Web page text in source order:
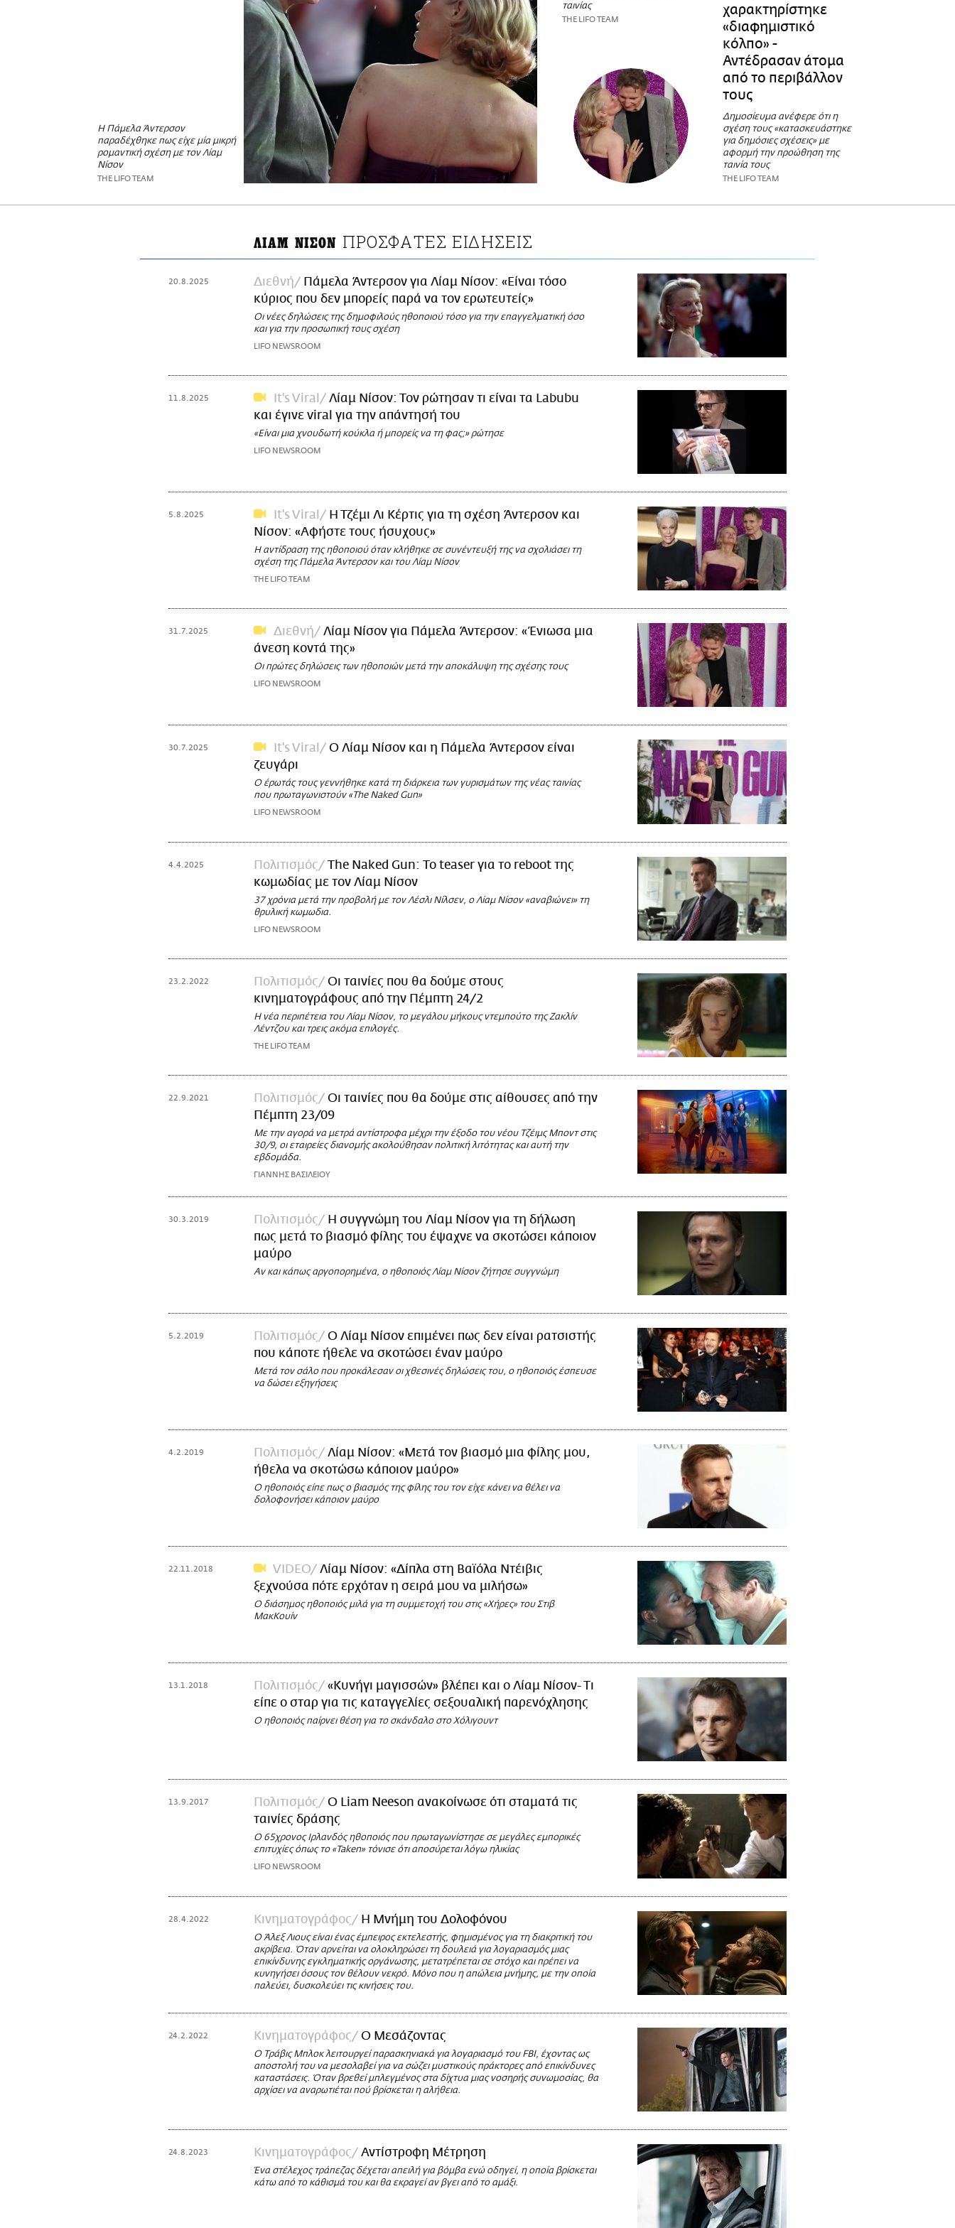
Η Πάμελα Άντερσον
παραδέχθηκε πως είχε μία μικρή
ρομαντική σχέση με τον Λίαμ
Νίσον
THE LIFO TEAM
ταινίας
THE LIFO TEAM
χαρακτηρίστηκε
«διαφημιστικό
κόλπο» -
Αντέδρασαν άτομα
από το περιβάλλον
τους
Δημοσίευμα ανέφερε ότι η
σχέση τους «κατασκευάστηκε
για δημόσιες σχέσεις» με
αφορμή την προώθηση της
ταινία τους
THE LIFO TEAM
ΛΙΑΜ ΝΙΣΟΝ ΠΡΟΣΦΑΤΕΣ ΕΙΔΗΣΕΙΣ
20.8.2025 Διεθνή
Πάμελα Άντερσον για Λίαμ Νίσον: «Είναι τόσο
κύριος που δεν μπορείς παρά να τον ερωτευτείς»
Οι νέες δηλώσεις της δημοφιλούς ηθοποιού τόσο για την επαγγελματική όσο
και για την προσωπική τους σχέση
LIFO NEWSROOM
11.8.2025 It's Viral
Λίαμ Νίσον: Τον ρώτησαν τι είναι τα Labubu
και έγινε viral για την απάντησή του
«Είναι μια χνουδωτή κούκλα ή μπορείς να τη φας;» ρώτησε
LIFO NEWSROOM
5.8.2025 It's Viral
Η Τζέμι Λι Κέρτις για τη σχέση Άντερσον και
Νίσον: «Αφήστε τους ήσυχους»
Η αντίδραση της ηθοποιού όταν κλήθηκε σε συνέντευξή της να σχολιάσει τη
σχέση της Πάμελα Άντερσον και του Λίαμ Νίσον
THE LIFO TEAM
31.7.2025 Διεθνή
Λίαμ Νίσον για Πάμελα Άντερσον: «Ένιωσα μια
άνεση κοντά της»
Οι πρώτες δηλώσεις των ηθοποιών μετά την αποκάλυψη της σχέσης τους
LIFO NEWSROOM
30.7.2025 It's Viral
O Λίαμ Νίσον και η Πάμελα Άντερσον είναι
ζευγάρι
Ο έρωτάς τους γεννήθηκε κατά τη διάρκεια των γυρισμάτων της νέας ταινίας
που πρωταγωνιστούν «The Naked Gun»
LIFO NEWSROOM
4.4.2025 Πολιτισμός
The Naked Gun: Το teaser για το reboot της
κωμωδίας με τον Λίαμ Νίσον
37 χρόνια μετά την προβολή με τον Λέσλι Νίλσεν, ο Λίαμ Νίσον «αναβιώνει» τη
θρυλική κωμωδια.
LIFO NEWSROOM
23.2.2022 Πολιτισμός
Οι ταινίες που θα δούμε στους
κινηματογράφους από την Πέμπτη 24/2
Η νέα περιπέτεια του Λίαμ Νίσον, το μεγάλου μήκους ντεμπούτο της Ζακλίν
Λέντζου και τρεις ακόμα επιλογές.
THE LIFO TEAM
22.9.2021 Πολιτισμός
Οι ταινίες που θα δούμε στις αίθουσες από την
Πέμπτη 23/09
Με την αγορά να μετρά αντίστροφα μέχρι την έξοδο τoυ νέου Τζέιμς Μποντ στις
30/9, οι εταιρείες διανομής ακολούθησαν πολιτική λιτότητας και αυτή την
εβδομάδα.
ΓΙΑΝΝΗΣ ΒΑΣΙΛΕΙΟΥ
30.3.2019 Πολιτισμός
Η συγγνώμη του Λίαμ Νίσον για τη δήλωση
πως μετά το βιασμό φίλης του έψαχνε να σκοτώσει κάποιον
μαύρο
Αν και κάπως αργοπορημένα, ο ηθοποιός Λίαμ Νίσον ζήτησε συγγνώμη
5.2.2019 Πολιτισμός
Ο Λίαμ Νίσον επιμένει πως δεν είναι ρατσιστής
που κάποτε ήθελε να σκοτώσει έναν μαύρο
Μετά τον σάλο που προκάλεσαν οι χθεσινές δηλώσεις του, ο ηθοποιός έσπευσε
να δώσει εξηγήσεις
4.2.2019 Πολιτισμός
Λίαμ Νίσον: «Μετά τον βιασμό μια φίλης μου,
ήθελα να σκοτώσω κάποιον μαύρο»
Ο ηθοποιός είπε πως ο βιασμός της φίλης του τον είχε κάνει να θέλει να
δολοφονήσει κάποιον μαύρο
22.11.2018 VIDEO
Λίαμ Νίσον: «Δίπλα στη Βαϊόλα Ντέιβις
ξεχνούσα πότε ερχόταν η σειρά μου να μιλήσω»
Ο διάσημος ηθοποιός μιλά για τη συμμετοχή του στις «Χήρες» του Στιβ
ΜακΚουίν
13.1.2018 Πολιτισμός
«Κυνήγι μαγισσών» βλέπει και ο Λίαμ Νίσον- Τι
είπε ο σταρ για τις καταγγελίες σεξουαλική παρενόχλησης
Ο ηθοποιός παίρνει θέση για το σκάνδαλο στο Χόλιγουντ
13.9.2017 Πολιτισμός
Ο Liam Neeson ανακοίνωσε ότι σταματά τις
ταινίες δράσης
Ο 65χρονος Ιρλανδός ηθοποιός που πρωταγωνίστησε σε μεγάλες εμπορικές
επιτυχίες όπως το «Taken» τόνισε ότι αποσύρεται λόγω ηλικίας
LIFO NEWSROOM
28.4.2022 Κινηματογράφος Η Μνήμη του Δολοφόνου
Ο Άλεξ Λιους είναι ένας έμπειρος εκτελεστής, φημισμένος για τη διακριτική του
ακρίβεια. Όταν αρνείται να ολοκληρώσει τη δουλειά για λογαριασμός μιας
επικίνδυνης εγκληματικής οργάνωσης, μετατρέπεται σε στόχο και πρέπει να
κυνηγήσει όσους τον θέλουν νεκρό. Μόνο που η απώλεια μνήμης, με την οποία
παλεύει, δυσκολεύει τις κινήσεις του.
24.2.2022 Κινηματογράφος Ο Μεσάζοντας
O Τράβις Μπλοκ λειτουργεί παρασκηνιακά για λογαριασμό του FBI, έχοντας ως
αποστολή του να μεσολαβεί για να σώζει μυστικούς πράκτορες από επικίνδυνες
καταστάσεις. Όταν βρεθεί μπλεγμένος στα δίχτυα μιας νοσηρής συνωμοσίας, θα
αρχίσει να αναρωτιέται πού βρίσκεται η αλήθεια.
24.8.2023 Κινηματογράφος Αντίστροφη Μέτρηση
Ένα στέλεχος τράπεζας δέχεται απειλή για βόμβα ενώ οδηγεί, η οποία βρίσκεται
κάτω από το κάθισμά του και θα εκραγεί αν βγει από το αμάξι.